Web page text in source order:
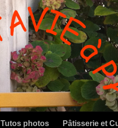
Tutos photos Pâtisserie et